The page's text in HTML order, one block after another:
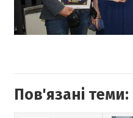
Пов'язані теми: